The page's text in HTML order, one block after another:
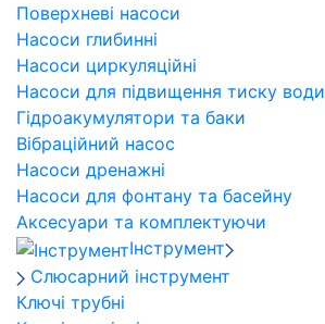
Поверхневі насоси
Насоси глибинні
Насоси циркуляційні
Насоси для підвищення тиску води
Гідроакумулятори та баки
Вібраційний насос
Насоси дренажні
Насоси для фонтану та басейну
Аксесуари та комплектуючи
Інструмент
Слюсарний інструмент
Ключі трубні